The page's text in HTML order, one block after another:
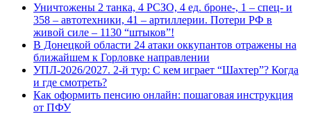
Уничтожены 2 танка, 4 РСЗО, 4 ед. броне-, 1 – спец- и
358 – автотехники, 41 – артиллерии. Потери РФ в
живой силе – 1130 “штыков”!
В Донецкой области 24 атаки оккупантов отражены на
ближайшем к Горловке направлении
УПЛ-2026/2027. 2-й тур: С кем играет “Шахтер”? Когда
и где смотреть?
Как оформить пенсию онлайн: пошаговая инструкция
от ПФУ